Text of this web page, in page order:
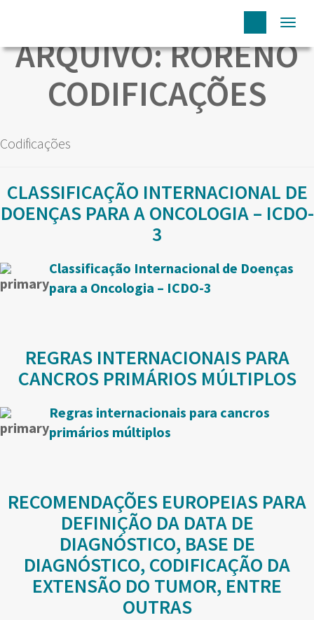
ARQUIVO:RORENO
CODIFICAÇÕES
Codificações
CLASSIFICAÇÃO INTERNACIONAL DE
DOENÇAS PARA A ONCOLOGIA – ICDO-
3
Classificação Internacional de Doenças
para a Oncologia – ICDO-3
REGRAS INTERNACIONAIS PARA
CANCROS PRIMÁRIOS MÚLTIPLOS
Regras internacionais para cancros
primários múltiplos
RECOMENDAÇÕES EUROPEIAS PARA
DEFINIÇÃO DA DATA DE
DIAGNÓSTICO, BASE DE
DIAGNÓSTICO, CODIFICAÇÃO DA
EXTENSÃO DO TUMOR, ENTRE
OUTRAS